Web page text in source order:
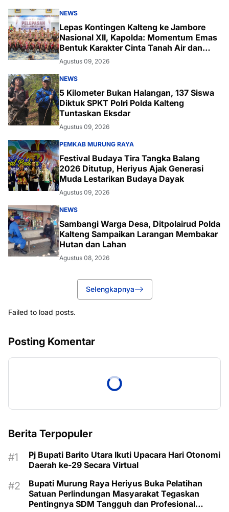
NEWS
Lepas Kontingen Kalteng ke Jambore
Nasional XII, Kapolda: Momentum Emas
Bentuk Karakter Cinta Tanah Air dan
Lingkungan
Agustus 09, 2026
NEWS
5 Kilometer Bukan Halangan, 137 Siswa
Diktuk SPKT Polri Polda Kalteng
Tuntaskan Eksdar
Agustus 09, 2026
PEMKAB MURUNG RAYA
Festival Budaya Tira Tangka Balang
2026 Ditutup, Heriyus Ajak Generasi
Muda Lestarikan Budaya Dayak
Agustus 09, 2026
NEWS
Sambangi Warga Desa, Ditpolairud Polda
Kalteng Sampaikan Larangan Membakar
Hutan dan Lahan
Agustus 08, 2026
Selengkapnya
Failed to load posts.
Posting Komentar
Berita Terpopuler
Pj Bupati Barito Utara Ikuti Upacara Hari Otonomi
Daerah ke-29 Secara Virtual
Bupati Murung Raya Heriyus Buka Pelatihan
Satuan Perlindungan Masyarakat Tegaskan
Pentingnya SDM Tangguh dan Profesional